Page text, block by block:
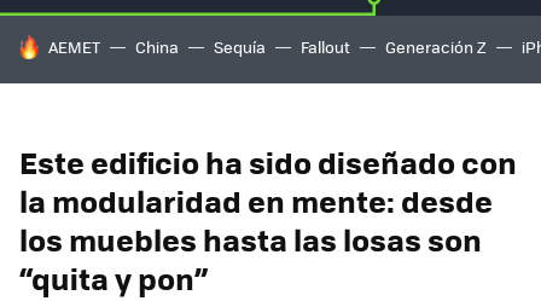
HOY SE HABLA DE
AEMET China Sequía Fallout Generación Z
Este edificio ha sido diseñado con
la modularidad en mente: desde
los muebles hasta las losas son
“quita y pon”